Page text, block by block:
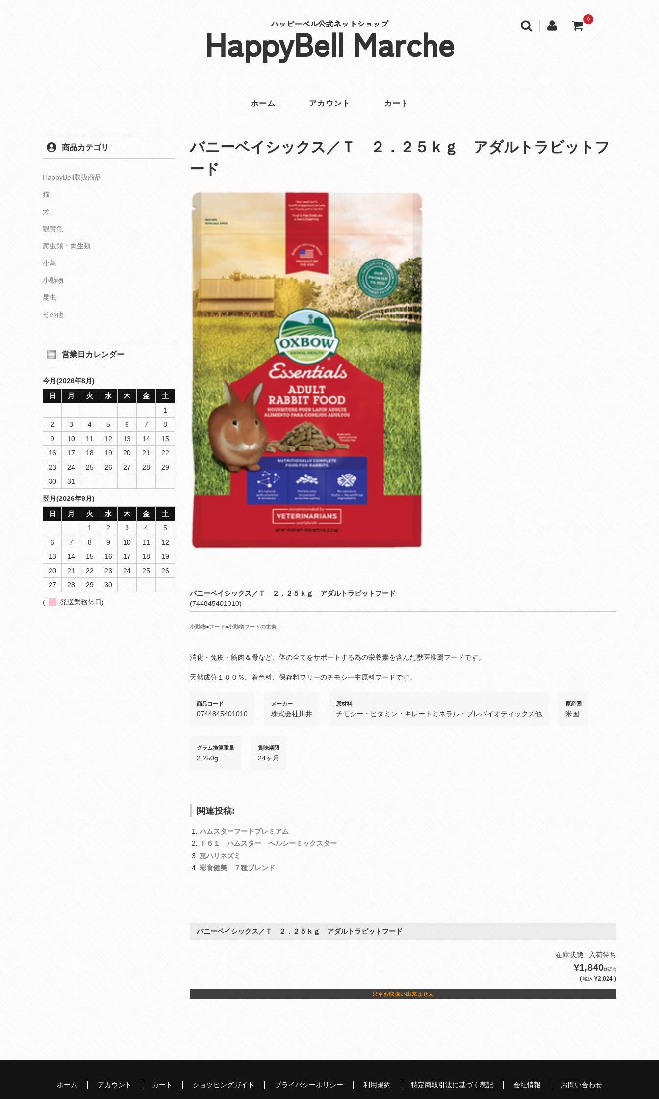
ハッピーベル公式ネットショップ
HappyBell Marche
0
ホーム アカウント カート
バニーベイシックス／Ｔ ２．２５ｋｇ アダルトラビットフ
ード
バニーベイシックス／Ｔ ２．２５ｋｇ アダルトラビットフード
(744845401010)
小動物>フード>小動物フードの主食
消化・免疫・筋肉＆骨など、体の全てをサポートする為の栄養素を含んだ獣医推薦フードです。
天然成分１００％。着色料、保存料フリーのチモシー主原料フードです。
商品コード
0744845401010
メーカー
株式会社川井
原材料
チモシー・ビタミン・キレートミネラル・プレバイオティックス他
原産国
米国
グラム換算重量
2,250g
賞味期限
24ヶ月
関連投稿:
ハムスターフードプレミアム
Ｆ６１ ハムスター ヘルシーミックスター
恵ハリネズミ
彩食健美 ７種ブレンド
バニーベイシックス／Ｔ ２．２５ｋｇ アダルトラビットフード
在庫状態 : 入荷待ち
¥1,840(税別)
( 税込 ¥2,024 )
只今お取扱い出来ません
商品カテゴリ
HappyBell取扱商品
猫
犬
観賞魚
爬虫類・両生類
小鳥
小動物
昆虫
その他
営業日カレンダー
今月(2026年8月)
日
月 火 水 木 金
土
1
2
3 4 5 6 7
8
9
10 11 12 13 14
15
16
17 18 19 20 21
22
23
24 25 26 27 28
29
30
31
翌月(2026年9月)
日
月 火 水 木 金
土
1
2 3 4
5
6
7 8 9 10 11
12
13
14 15 16 17 18
19
20
21 22 23 24 25
26
27
28 29 30
( 発送業務休日)
ホーム アカウント カート ショツピングガイド プライバシーポリシー 利用規約 特定商取引法に基づく表記 会社情報 お問い合わせ